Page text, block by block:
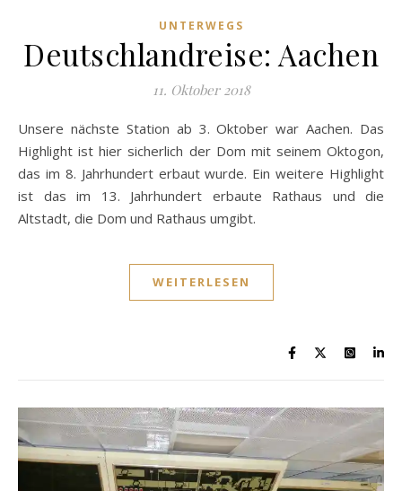
UNTERWEGS
Deutschlandreise: Aachen
11. Oktober 2018
Unsere nächste Station ab 3. Oktober war Aachen. Das
Highlight ist hier sicherlich der Dom mit seinem Oktogon,
das im 8. Jahrhundert erbaut wurde. Ein weitere Highlight
ist das im 13. Jahrhundert erbaute Rathaus und die
Altstadt, die Dom und Rathaus umgibt.
WEITERLESEN